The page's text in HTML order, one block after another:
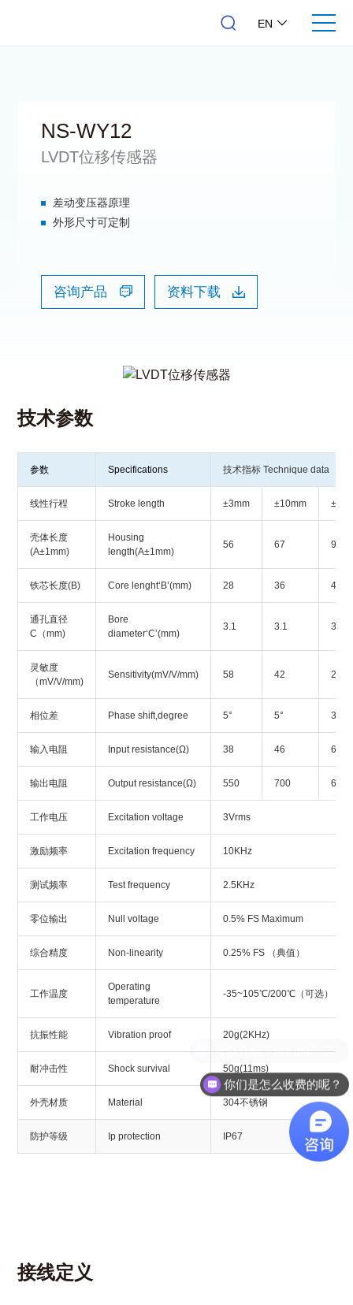
EN
NS-WY12
LVDT位移传感器
差动变压器原理
外形尺寸可定制
咨询产品 资料下载
技术参数
参数 Specifications 技术指标 Technique data
线性行程 Stroke length ±3mm ±10mm
壳体长度
(A±1mm)
Housing
length(A±1mm)
56 67 97
铁芯长度(B) Core lenght‘B’(mm) 28 36 46
通孔直径
C（mm)
Bore
diameter‘C’(mm)
3.1 3.1 3.1
灵敏度
（mV/V/mm)
Sensitivity(mV/V/mm) 58 42 21
相位差 Phase shift,degree 5° 5° 3°
输入电阻 Input resistance(Ω) 38 46 60
输出电阻 Output resistance(Ω) 550 700 650
工作电压 Excitation voltage 3Vrms
激励频率 Excitation frequency 10KHz
测试频率 Test frequency 2.5KHz
零位输出 Null voltage 0.5% FS Maximum
综合精度 Non-linearity 0.25% FS （典值）
工作温度
Operating
temperature
-35~105℃/200℃（可选）
抗振性能 Vibration proof 20g(2KHz)
耐冲击性 Shock survival 50g(11ms)
外壳材质 Material 304不锈钢
防护等级 Ip protection IP67
接线定义
可以介绍下你们的产品么？
你们是怎么收费的呢？